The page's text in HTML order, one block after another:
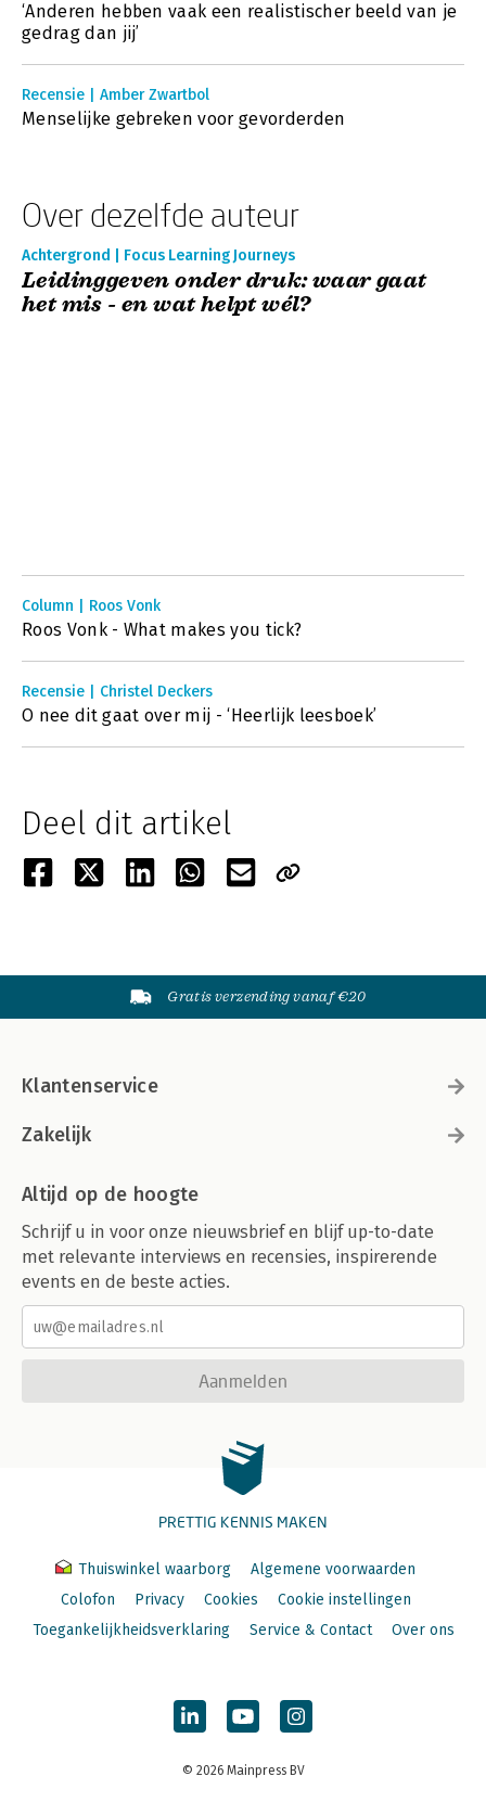
‘Anderen hebben vaak een realistischer beeld van je
gedrag dan jij’
Recensie | Amber Zwartbol
Menselijke gebreken voor gevorderden
Over dezelfde auteur
Achtergrond | Focus Learning Journeys
Leidinggeven onder druk: waar gaat
het mis - en wat helpt wél?
Column | Roos Vonk
Roos Vonk - What makes you tick?
Recensie | Christel Deckers
O nee dit gaat over mij - ‘Heerlijk leesboek’
Deel dit artikel
Gratis verzending vanaf €20
Klantenservice
Zakelijk
Altijd op de hoogte
Schrijf u in voor onze nieuwsbrief en blijf up-to-date
met relevante interviews en recensies, inspirerende
events en de beste acties.
Aanmelden
PRETTIG KENNIS MAKEN
Thuiswinkel waarborg
Algemene voorwaarden
Colofon
Privacy Cookies
Cookie instellingen
Toegankelijkheidsverklaring
Service & Contact Over ons
© 2026 Mainpress BV